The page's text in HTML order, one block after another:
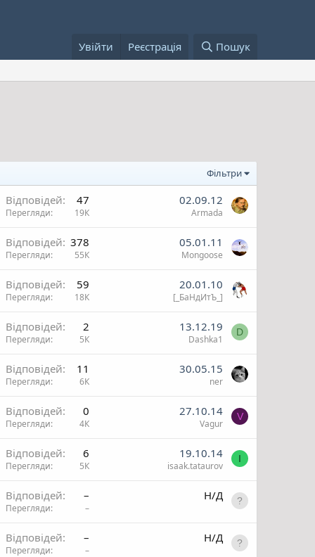
Увійти Реєстрація Пошук
Фільтри
Відповідей 47
Перегляди 19К
02.09.12
Armada
Відповідей 378
Перегляди 55К
05.01.11
Mongoose
Відповідей 59
Перегляди 18К
20.01.10
[_БаНдИтЪ_]
Відповідей 2
Перегляди 5К
13.12.19
Dashka1
D
Відповідей 11
Перегляди 6К
30.05.15
ner
Відповідей 0
Перегляди 4К
27.10.14
Vagur
V
Відповідей 6
Перегляди 5К
19.10.14
isaak.tataurov
I
Відповідей –
Перегляди –
Н/Д
Відповідей –
Перегляди –
Н/Д